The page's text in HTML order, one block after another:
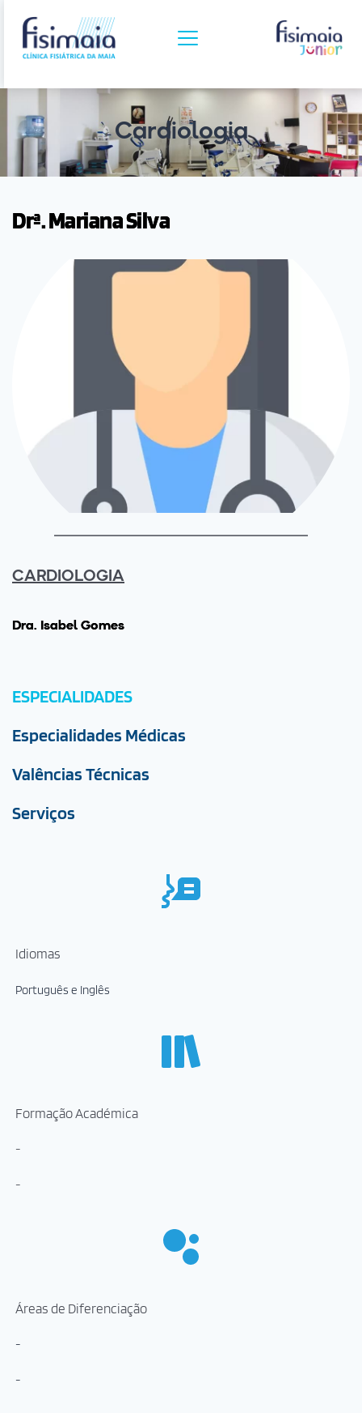
Cardiologia
Drª. Mariana Silva
CARDIOLOGIA
Drª. Isabel Gomes
ESPECIALIDADES
Especialidades Médicas
Valências Técnicas
Serviços
Idiomas
Português e Inglês
Formação Académica
-
-
Áreas de Diferenciação
-
-